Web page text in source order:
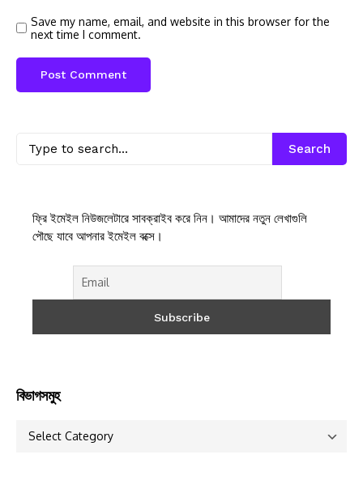
Save my name, email, and website in this browser for the
next time I comment.
Search
ফ্রি ইমেইল নিউজলেটারে সাবক্রাইব করে নিন। আমাদের নতুন লেখাগুলি
পৌছে যাবে আপনার ইমেইল বক্সে।
বিভাগসমুহ